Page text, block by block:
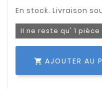
Il ne reste qu' 1
 AJOUTER AU